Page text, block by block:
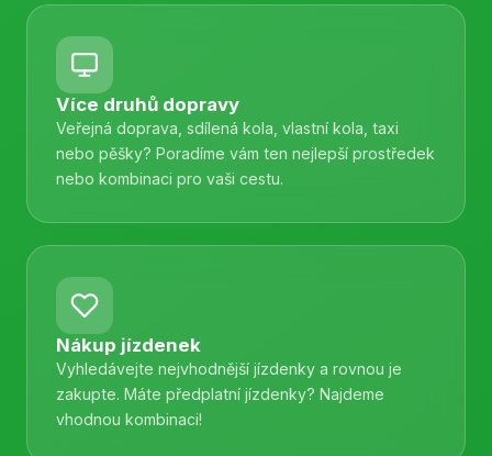
Více druhů dopravy
Veřejná doprava, sdílená kola, vlastní kola, taxi
nebo pěšky? Poradíme vám ten nejlepší prostředek
nebo kombinaci pro vaši cestu.
Nákup jízdenek
Vyhledávejte nejvhodnější jízdenky a rovnou je
zakupte. Máte předplatní jízdenky? Najdeme
vhodnou kombinaci!